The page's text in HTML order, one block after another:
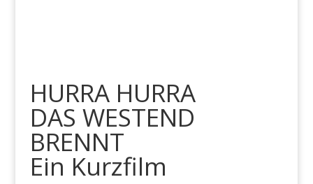
HURRA HURRA
DAS WESTEND
BRENNT
Ein Kurzfilm